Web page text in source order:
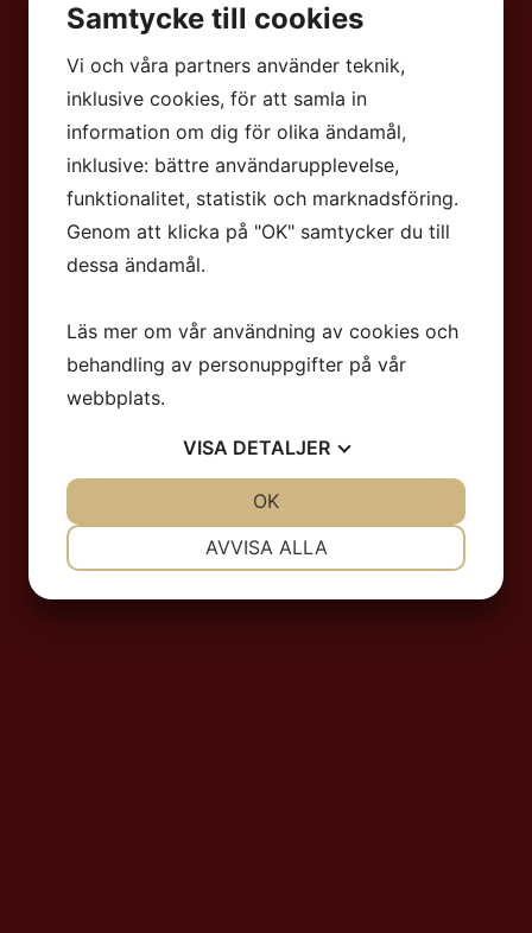
Samtycke till cookies
Vi och våra partners använder teknik,
inklusive cookies, för att samla in
information om dig för olika ändamål,
inklusive: bättre användarupplevelse,
funktionalitet, statistik och marknadsföring.
Genom att klicka på "OK" samtycker du till
dessa ändamål.
Läs mer om vår användning av cookies och
behandling av personuppgifter på vår
webbplats.
VISA DETALJER
AVVISA ALLA
OK